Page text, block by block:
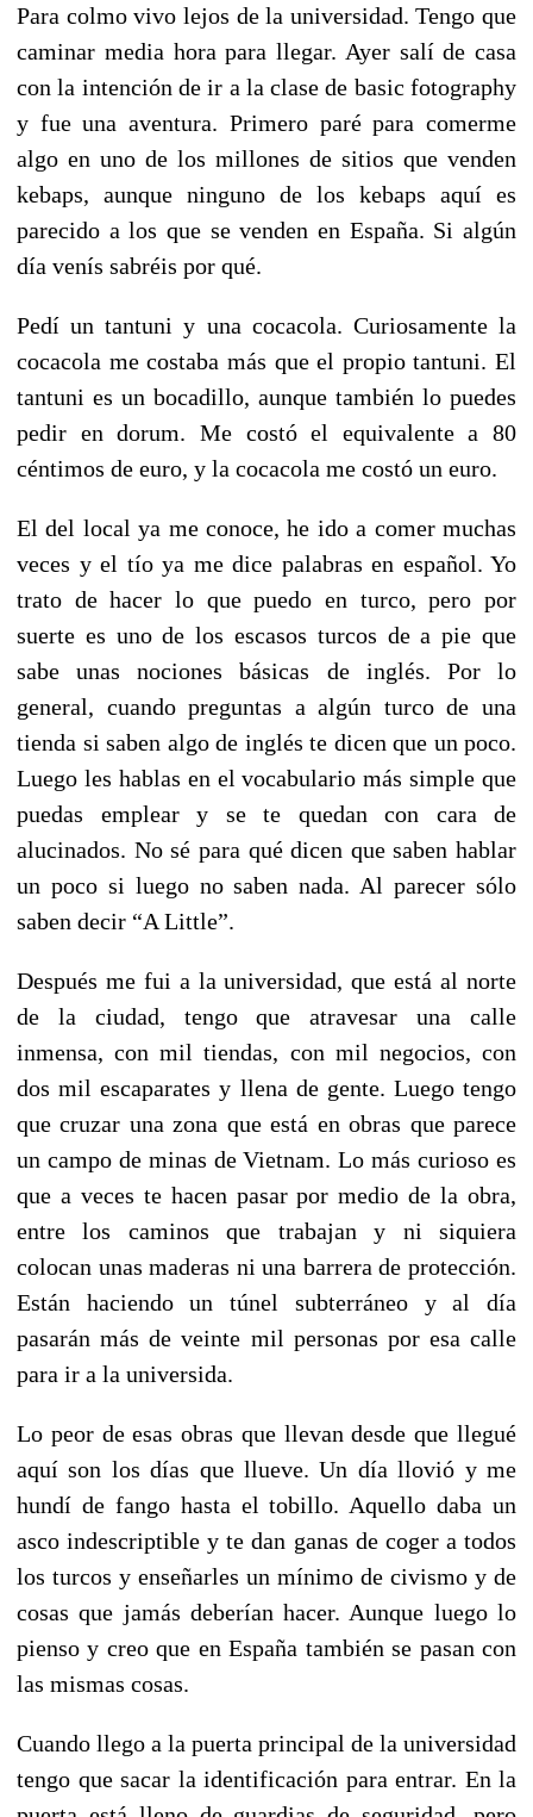
Para colmo vivo lejos de la universidad. Tengo que
caminar media hora para llegar. Ayer salí de casa
con la intención de ir a la clase de basic fotography
y fue una aventura. Primero paré para comerme
algo en uno de los millones de sitios que venden
kebaps, aunque ninguno de los kebaps aquí es
parecido a los que se venden en España. Si algún
día venís sabréis por qué.
Pedí un tantuni y una cocacola. Curiosamente la
cocacola me costaba más que el propio tantuni. El
tantuni es un bocadillo, aunque también lo puedes
pedir en dorum. Me costó el equivalente a 80
céntimos de euro, y la cocacola me costó un euro.
El del local ya me conoce, he ido a comer muchas
veces y el tío ya me dice palabras en español. Yo
trato de hacer lo que puedo en turco, pero por
suerte es uno de los escasos turcos de a pie que
sabe unas nociones básicas de inglés. Por lo
general, cuando preguntas a algún turco de una
tienda si saben algo de inglés te dicen que un poco.
Luego les hablas en el vocabulario más simple que
puedas emplear y se te quedan con cara de
alucinados. No sé para qué dicen que saben hablar
un poco si luego no saben nada. Al parecer sólo
saben decir “A Little”.
Después me fui a la universidad, que está al norte
de la ciudad, tengo que atravesar una calle
inmensa, con mil tiendas, con mil negocios, con
dos mil escaparates y llena de gente. Luego tengo
que cruzar una zona que está en obras que parece
un campo de minas de Vietnam. Lo más curioso es
que a veces te hacen pasar por medio de la obra,
entre los caminos que trabajan y ni siquiera
colocan unas maderas ni una barrera de protección.
Están haciendo un túnel subterráneo y al día
pasarán más de veinte mil personas por esa calle
para ir a la universida.
Lo peor de esas obras que llevan desde que llegué
aquí son los días que llueve. Un día llovió y me
hundí de fango hasta el tobillo. Aquello daba un
asco indescriptible y te dan ganas de coger a todos
los turcos y enseñarles un mínimo de civismo y de
cosas que jamás deberían hacer. Aunque luego lo
pienso y creo que en España también se pasan con
las mismas cosas.
Cuando llego a la puerta principal de la universidad
tengo que sacar la identificación para entrar. En la